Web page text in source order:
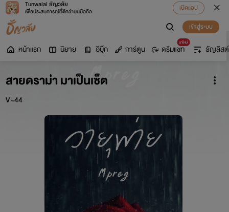
Tunwalai ธัญวลัย
เพื่อประสบการณ์ที่ดีกว่าบนมือถือ
เปิดแอป
เข้าสู่ระบบ
หน้าแรก นิยาย อีบุ๊ก การ์ตูน
มาใหม่
ดรีมแชท ธัญลิสต์
สายดราม่า มาเป็นเซ็ต
V~44